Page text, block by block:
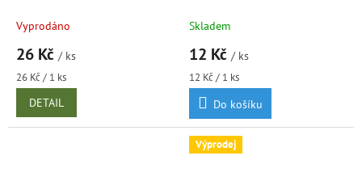
Vyprodáno
26 Kč / ks
Měrná
cena:
26 Kč / 1 ks
DETAIL
Skladem
12 Kč / ks
Měrná
cena:
12 Kč / 1 ks
Do košíku
Výprodej